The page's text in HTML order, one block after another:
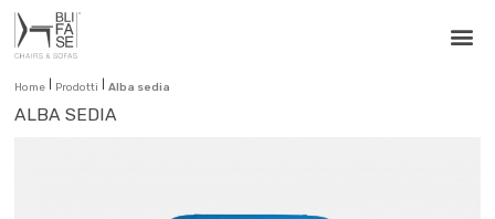
Home Prodotti Alba sedia
ALBA SEDIA